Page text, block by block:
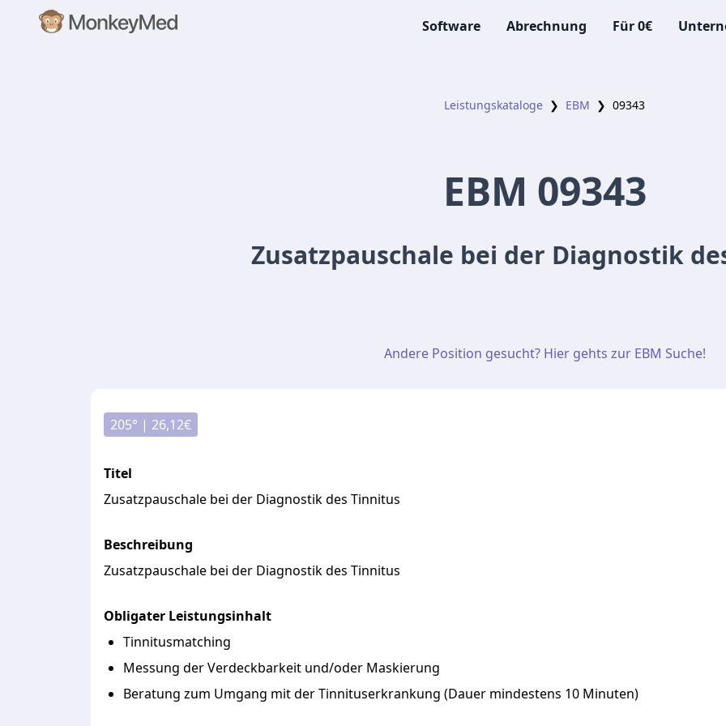
Software Abrechnung Für 0€
Leistungskataloge ❯ EBM ❯ 09343
EBM 09343
Zusatzpauschale bei der Diagnostik
Andere Position gesucht? Hier gehts zur EBM Suche!
205° | 26,12€
Titel
Zusatzpauschale bei der Diagnostik des Tinnitus
Beschreibung
Zusatzpauschale bei der Diagnostikdes Tinnitus
Obligater Leistungsinhalt
Tinnitusmatching
Messung der Verdeckbarkeit und/oder Maskierung
Beratung zum Umgang mit der Tinnituserkrankung (Dauer mindestens 10 Minuten)